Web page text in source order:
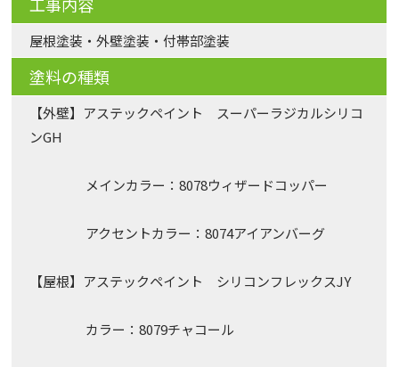
工事内容
屋根塗装・外壁塗装・付帯部塗装
塗料の種類
【外壁】アステックペイント スーパーラジカルシリコ
ンGH
メインカラー：8078ウィザードコッパー
アクセントカラー：8074アイアンバーグ
【屋根】アステックペイント シリコンフレックスJY
カラー：8079チャコール